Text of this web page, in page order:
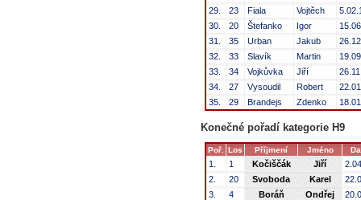
29.
23 Fiala Vojtěch
30.
20 Štefanko Igor
31.
35 Urban Jakub
32.
33 Slavík Martin
33.
34 Vojkůvka Jiří
34.
27 Vysoudil Robert
35.
29 Brandejs Zdenko
Konečné pořadí kategorie H9
Poř. Los Příjmení Jméno
1. 1 Kočiščák Jiří
2.
20 Svoboda Karel
3.
4 Boráň Ondřej